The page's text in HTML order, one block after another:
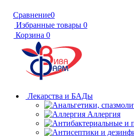
Сравнение0
Избранные товары 0
Корзина 0
Лекарства и БАДы
Аллергия